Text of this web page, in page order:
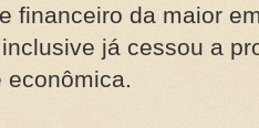
financeiro da maior
já cessou a
econômica.